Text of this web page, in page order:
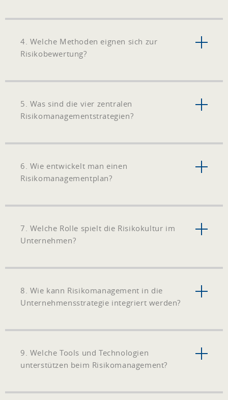
4. Welche Methoden eignen sich zur
Risikobewertung?
5. Was sind die vier zentralen
Risikomanagementstrategien?
6. Wie entwickelt man einen
Risikomanagementplan?
7. Welche Rolle spielt die Risikokultur im
Unternehmen?
8. Wie kann Risikomanagement in die
Unternehmensstrategie integriert werden?
9. Welche Tools und Technologien
unterstützen beim Risikomanagement?